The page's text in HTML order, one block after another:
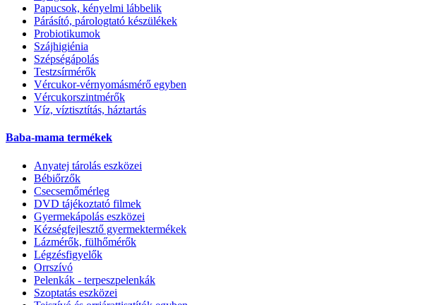
Papucsok, kényelmi lábbelik
Párásító, párologtató készülékek
Probiotikumok
Szájhigiénia
Szépségápolás
Testzsírmérők
Vércukor-vérnyomásmérő egyben
Vércukorszintmérők
Víz, víztisztítás, háztartás
Baba-mama termékek
Anyatej tárolás eszközei
Bébiőrzők
Csecsemőmérleg
DVD tájékoztató filmek
Gyermekápolás eszközei
Kézségfejlesztő gyermektermékek
Lázmérők, fülhőmérők
Légzésfigyelők
Orrszívó
Pelenkák - terpeszpelenkák
Szoptatás eszközei